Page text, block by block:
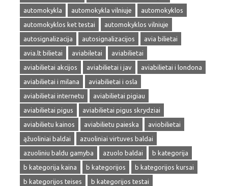
automokykla
automokykla vilniuje
automokyklos
automokyklos ket testai
automokyklos vilniuje
autosignalizacija
autosignalizacijos
avia bilietai
avia.lt bilietai
aviabiletai
aviabilietai
aviabilietai akcijos
aviabilietai i jav
aviabilietai i londona
aviabilietai i milana
aviabilietai i osla
aviabilietai internetu
aviabilietai pigiau
aviabilietai pigus
aviabilietai pigus skrydziai
aviabilietu kainos
aviabilietu paieska
aviobilietai
ąžuoliniai baldai
azuoliniai virtuves baldai
azuoliniu baldu gamyba
azuolo baldai
b kategorija
b kategorija kaina
b kategorijos
b kategorijos kursai
b kategorijos teises
b kategorijos testai